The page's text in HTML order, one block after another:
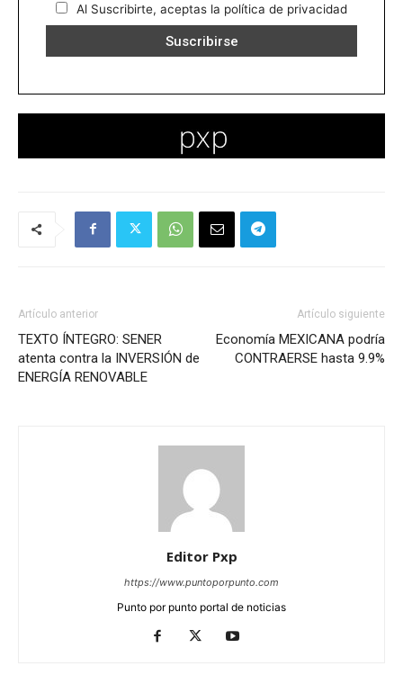
Al Suscribirte, aceptas la política de privacidad
Artículo anterior
TEXTO ÍNTEGRO: SENER
atenta contra la INVERSIÓN de
ENERGÍA RENOVABLE
Artículo siguiente
Economía MEXICANA podría
CONTRAERSE hasta 9.9%
Editor Pxp
https://www.puntoporpunto.com
Punto por punto portal de noticias